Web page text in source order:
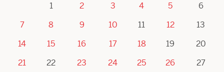
1 2 3 4 5
6
7
8 9 10 11 12
13
14
15 16 17 18 19
20
21
22 23 24 25 26
27